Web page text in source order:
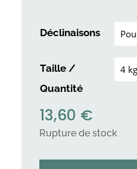
Déclinaisons
Taille /
Quantité
13,60 €
Rupture de stock